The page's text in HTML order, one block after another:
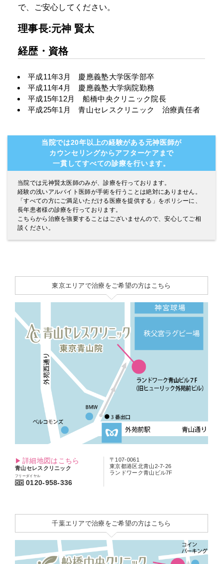
で、ご安心してください。
理事長:元神 賢太
経歴・資格
平成11年3月 慶應義塾大学医学部卒
平成11年4月 慶應義塾大学病院勤務
平成15年12月 船橋中央クリニック院長
平成25年1月 青山セレスクリニック 治療責任者
当院では20年以上の経験がある元神医師が
カウンセリングからアフターケアまで
一貫してすべての診療を行います。
当院では元神賢太医師のみが、診療を行っております。
経験の浅いアルバイト医師が手術を行うことは絶対にありません。
「すべての方にご満足いただける医療を提供する」をポリシーに、
長年患者様の診療を行っております。
こちらから治療を強要することはございませんので、安心してご相
談ください。
東京エリアで治療をご希望の方はこちら
詳細地図はこちら
青山セレスクリニック
フリーダイヤル
0120-958-336
〒107-0061
東京都港区北青山2-7-26
ランドワーク青山ビル7F
千葉エリアで治療をご希望の方はこちら